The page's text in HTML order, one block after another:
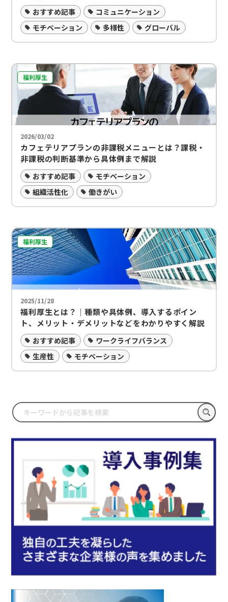
おすすめ記事
コミュニケーション
モチベーション
多様性 グローバル
福利厚生
2026/03/02
カフェテリアプランの非課税メニューとは？課税・
非課税の判断基準から具体例まで解説
おすすめ記事
モチベーション
組織活性化
働きがい
福利厚生
2025/11/28
福利厚生とは？｜種類や具体例、導入するポイン
ト、メリット・デメリットなどをわかりやすく解説
おすすめ記事
ワークライフバランス
生産性
モチベーション